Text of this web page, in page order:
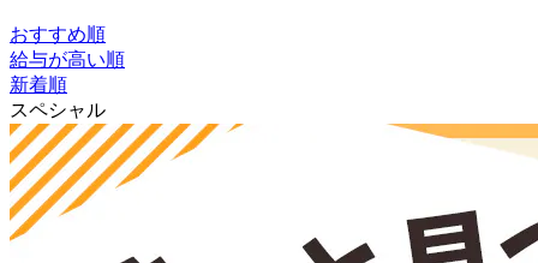
おすすめ順
給与が高い順
新着順
スペシャル